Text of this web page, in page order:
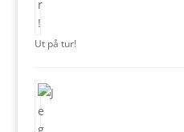
Ut på tur!